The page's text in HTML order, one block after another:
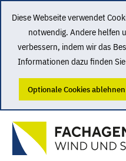
Diese Webseite verwendet
notwendig. Andere helfen
verbessern, indem wir das
Informationen dazu finden
Optionale Cookies ablehnen